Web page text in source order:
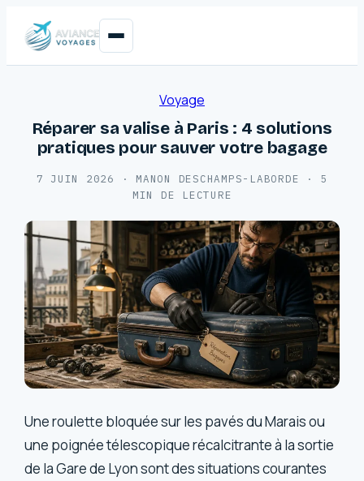
Voyage
Réparer sa valise à Paris : 4 solutions
pratiques pour sauver votre bagage
7 JUIN 2026 · MANON DESCHAMPS-LABORDE ·
5
MIN DE LECTURE
Une roulette bloquée sur les pavés du Marais ou
une poignée télescopique récalcitrante à la sortie
de la Gare de Lyon sont des situations courantes